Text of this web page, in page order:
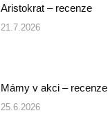
Aristokrat – recenze
21.7.2026
Mámy v akci – recenze
25.6.2026